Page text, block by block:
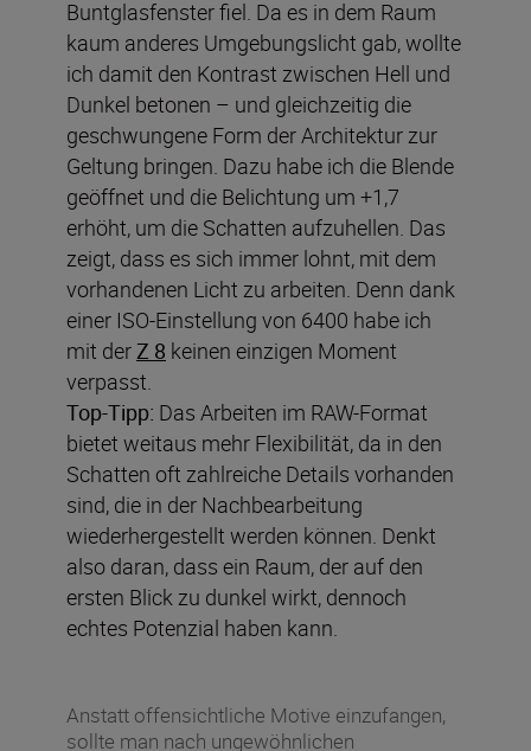
Buntglasfenster fiel. Da es in dem Raum
kaum anderes Umgebungslicht gab, wollte
ich damit den Kontrast zwischen Hell und
Dunkel betonen – und gleichzeitig die
geschwungene Form der Architektur zur
Geltung bringen. Dazu habe ich die Blende
geöffnet und die Belichtung um +1,7
erhöht, um die Schatten aufzuhellen. Das
zeigt, dass es sich immer lohnt, mit dem
vorhandenen Licht zu arbeiten. Denn dank
einer ISO-Einstellung von 6400 habe ich
mit derZ 8 keinen einzigen Moment
verpasst.
Top-Tipp: Das Arbeiten im RAW-Format
bietet weitaus mehr Flexibilität, da in den
Schatten oft zahlreiche Details vorhanden
sind, die in der Nachbearbeitung
wiederhergestellt werden können. Denkt
also daran, dass ein Raum, der auf den
ersten Blick zu dunkel wirkt, dennoch
echtes Potenzial haben kann.
Anstatt offensichtliche Motive einzufangen,
sollte man nach ungewöhnlichen